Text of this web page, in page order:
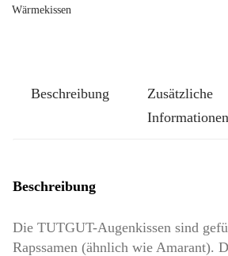
Wärmekissen
Beschreibung
Zusätzliche
Informationen
Beschreibung
Die TUTGUT-Augenkissen sind
Rapssamen (ähnlich wie Amarant).